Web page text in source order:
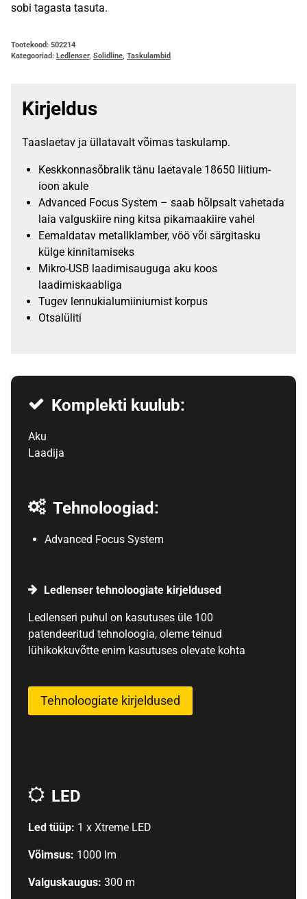
sobi tagasta tasuta.
Tootekood: 502214
Kategooriad: Ledlenser, Solidline, Taskulambid
Kirjeldus
Taaslaetav ja üllatavalt võimas taskulamp.
Keskkonnasõbralik tänu laetavale 18650 liitium-
ioon akule
Advanced Focus System – saab hõlpsalt vahetada
laia valguskiire ning kitsa pikamaakiire vahel
Eemaldatav metallklamber, vöö või särgitasku
külge kinnitamiseks
Mikro-USB laadimisauguga aku koos
laadimiskaabliga
Tugev lennukialumiiniumist korpus
Otsalüliti
Komplekti kuulub:
Aku
Laadija
Tehnoloogiad:
Advanced Focus System
Ledlenser tehnoloogiate kirjeldused
Ledlenseri puhul on kasutuses üle 100
patendeeritud tehnoloogia, oleme teinud
lühikokkuvõtte enim kasutuses olevate kohta
Tehnoloogiate kirjeldused
LED
Led tüüp: 1 x Xtreme LED
Võimsus: 1000 lm
Valguskaugus: 300 m